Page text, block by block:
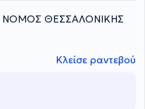
του κάθε ασθενούς.
ΝΟΜΟΣ ΘΕΣΣΑΛΟΝΙΚΗΣ
Κλείσε ραντεβού